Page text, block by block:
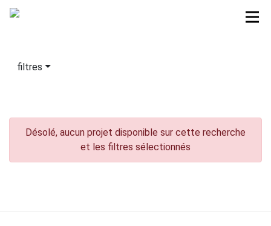
filtres
Désolé, aucun projet disponible sur cette recherche
et les filtres sélectionnés